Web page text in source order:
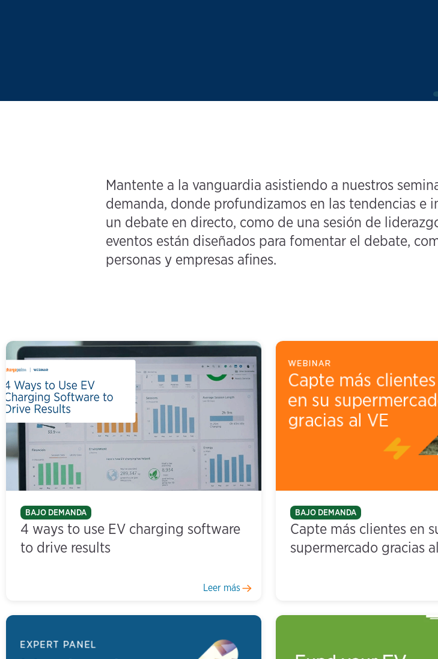
Mantente a la vanguardia asistiendo a nuestros
demanda, donde profundizamos en las tendencias e
un debate en directo, como de una sesión de
eventos están diseñados para fomentar el debate,
personas y empresas afines.
BAJO DEMANDA
4 ways to use EV charging software
to drive results
Leer más
BAJO DEMANDA
Capte más clientes en
supermercado gracias